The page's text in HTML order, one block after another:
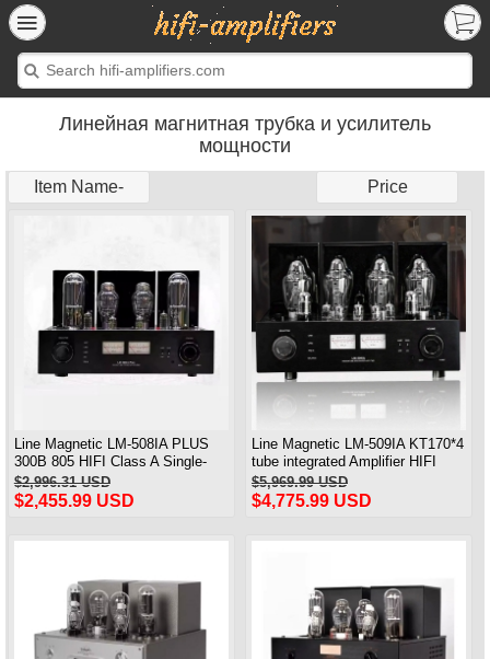
Линейная магнитная трубка и усилитель
мощности
Item Name- Price
Line Magnetic LM-508IA PLUS
300B 805 HIFI Class A Single-
ended Integrated Amplifier
Vacuum Tube Amplifier
$2,996.31 USD
$2,455.99 USD
Line Magnetic LM-509IA KT170*4
tube integrated Amplifier HIFI
Class AB 130W*2
$5,969.99 USD
$4,775.99 USD